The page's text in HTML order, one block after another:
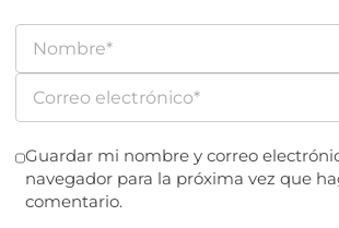
Guardar mi nombre y correo
navegador para la próxima vez que
comentario.